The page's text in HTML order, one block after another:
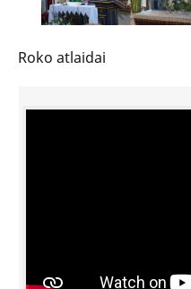
Roko atlaidai